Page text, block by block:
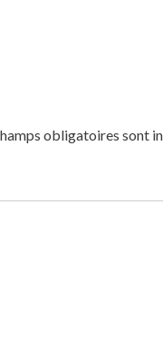
obligatoires sont